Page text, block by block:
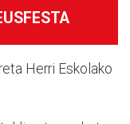
Herri Eskolako